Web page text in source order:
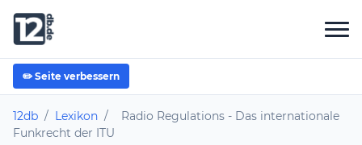
✏️ Seite verbessern
12db / Lexikon /
Radio Regulations - Das internationale
Funkrecht der ITU